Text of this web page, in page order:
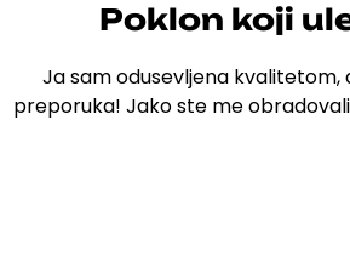
Poklon koji
Ja sam odusevljena kvalitetom,
preporuka! Jako ste me